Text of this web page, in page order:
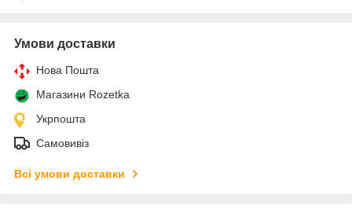
Умови доставки
Нова Пошта
Магазини Rozetka
Укрпошта
Самовивіз
Всі умови доставки